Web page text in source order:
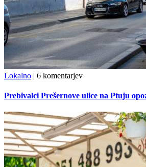
Lokalno | 6 komentarjev
Prebivalci Prešernove ulice na Ptuju